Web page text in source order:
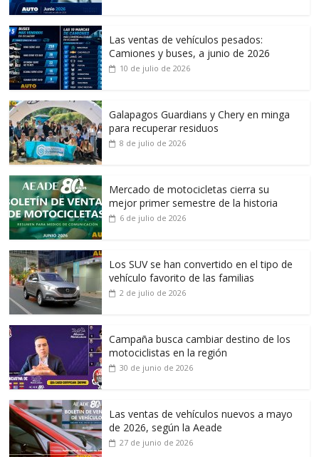
Las ventas de vehículos pesados:
Camiones y buses, a junio de 2026
10 de julio de 2026
Galapagos Guardians y Chery en minga
para recuperar residuos
8 de julio de 2026
Mercado de motocicletas cierra su
mejor primer semestre de la historia
6 de julio de 2026
Los SUV se han convertido en el tipo de
vehículo favorito de las familias
2 de julio de 2026
Campaña busca cambiar destino de los
motociclistas en la región
30 de junio de 2026
Las ventas de vehículos nuevos a mayo
de 2026, según la Aeade
27 de junio de 2026